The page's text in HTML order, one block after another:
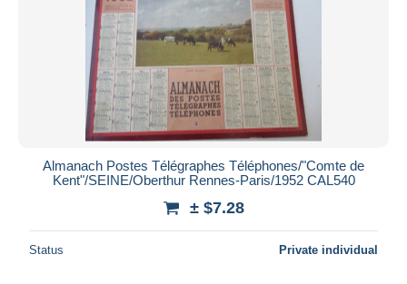
Almanach Postes Télégraphes Téléphones/"Comte de
Kent"/SEINE/Oberthur Rennes-Paris/1952 CAL540
± $7.28
Status Private individual